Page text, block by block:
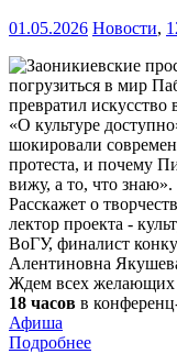
01.05.2026 Новости,
погрузиться в мир
превратил
«О культуре
шокировали
протеста, и почему
вижу, а то, что знаю».
Расскажет о
лектор проекта -
ВоГУ, финалист
Алентиновна
Ждем всех желающих
18 часов в
Афиша
Подробнее